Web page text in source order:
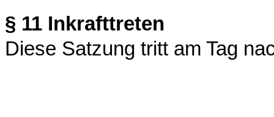
§ 11 Inkrafttreten
Diese Satzung tritt am Tag